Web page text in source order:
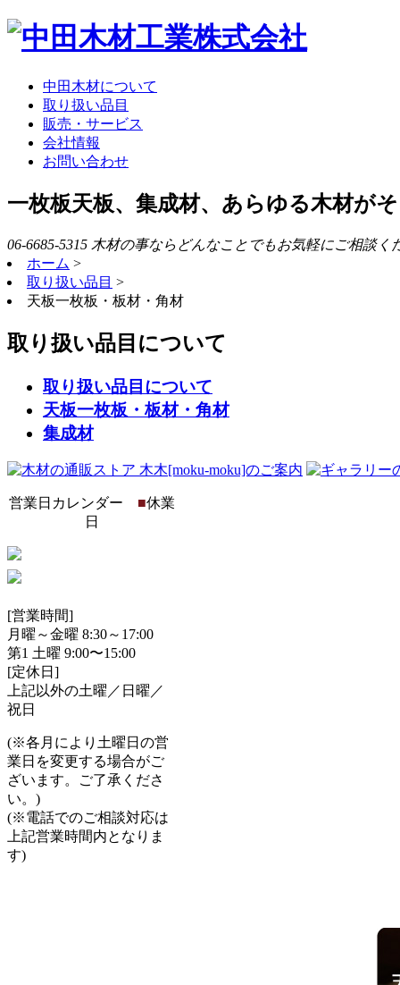
中田木材について
取り扱い品目
販売・サービス
会社情報
お問い合わせ
一枚板天板、集成材、あらゆる木材が
06-6685-5315 木材の事ならどんなことでもお気軽にご相談く
ホーム >
取り扱い品目 >
天板一枚板・板材・角材
取り扱い品目について
取り扱い品目について
天板一枚板・板材・角材
集成材
営業日カレンダー ■休業
日
[営業時間]
月曜～金曜 8:30～17:00
第1 土曜 9:00〜15:00
[定休日]
上記以外の土曜／日曜／
祝日
(※各月により土曜日の営
業日を変更する場合がご
ざいます。ご了承くださ
い。)
(※電話でのご相談対応は
上記営業時間内となりま
す)